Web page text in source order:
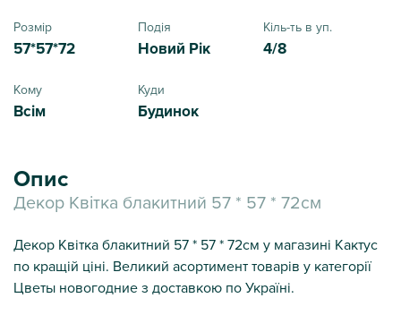
Розмір
57*57*72
Подія
Новий Рік
Кіль-ть в уп.
4/8
Кому
Всім
Куди
Будинок
Опис
Декор Квітка блакитний 57 * 57 * 72см
Декор Квітка блакитний 57 * 57 * 72см у магазині Кактус
по кращій ціні. Великий асортимент товарів у категорії
Цветы новогодние з доставкою по Україні.